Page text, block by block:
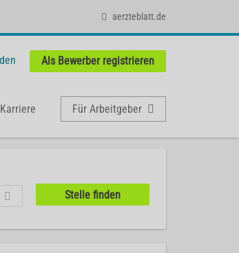
aerzteblatt.de
Als Bewerber registrieren
Für Arbeitgeber